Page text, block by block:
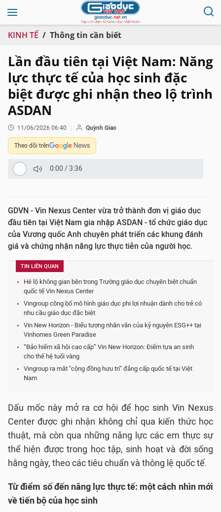
KINH TẾ Thông tin cần biết
Lần đầu tiên tại Việt Nam: Năng
lực thực tế của học sinh đặc
biệt được ghi nhận theo lộ trình
ASDAN
11/06/2026 06:40 Quỳnh Giao
Theo dõi trên
0:00 /3:36
GDVN - Vin Nexus Center vừa trở thành đơn vị giáo dục
đầu tiên tại Việt Nam gia nhập ASDAN - tổ chức giáo dục
của Vương quốc Anh chuyên phát triển các khung đánh
giá và chứng nhận năng lực thực tiễn của người học.
TIN LIÊN QUAN
Hé lộ không gian bên trong Trường giáo dục chuyên biệt chuẩn
quốc tế Vin Nexus Center
Vingroup công bố mô hình giáo dục phi lợi nhuận dành cho trẻ có
nhu cầu giáo dục đặc biệt
Vin New Horizon - Biểu tượng nhân văn của kỷ nguyên ESG++ tại
Vinhomes Green Paradise
“Bảo hiểm xã hội cao cấp” Vin New Horizon: Điểm tựa an sinh
cho thế hệ tuổi vàng
Vingroup ra mắt "cộng đồng hưu trí" đẳng cấp quốc tế tại Việt
Nam
Dấu mốc này mở ra cơ hội để học sinh Vin Nexus
Center được ghi nhận không chỉ qua kiến thức học
thuật, mà còn qua những năng lực các em thực sự
thể hiện được trong học tập, sinh hoạt và đời sống
hằng ngày, theo các tiêu chuẩn và thông lệ quốc tế.
Từ điểm số đến năng lực thực tế: một cách nhìn mới
về tiến bộ của học sinh